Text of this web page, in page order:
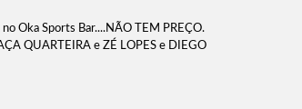
Oka Sports Bar....NÃO TEM PREÇO.
QUARTEIRA e ZÉ LOPES e DIEGO